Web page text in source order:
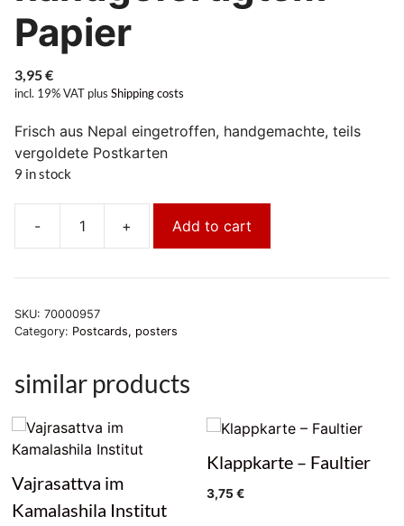
Papier
3,95€
incl. 19% VAT plus Shipping costs
Frisch aus Nepal eingetroffen, handgemachte, teils
vergoldete Postkarten
9 in stock
-
Klappkarte
Vajrayogini,
Papier
+ Add to cart
SKU: 70000957
Category: Postcards, posters
similar products
Vajrasattva im
Kamalashila Institut
Klappkarte – Faultier
3,75€